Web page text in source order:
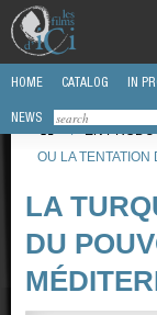
HOME CATALOG IN
NEWS
/
EN
OU LA
LA
DU